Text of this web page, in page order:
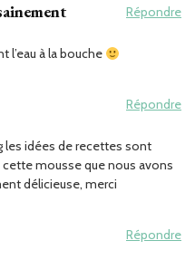
Répondre
l’eau à la bouche
Répondre
les idées de recettes sont
mousse que nous avons
délicieuse, merci
Répondre